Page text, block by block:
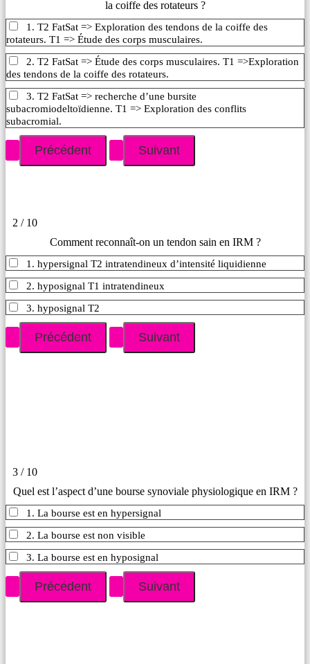
la coiffe des rotateurs ?
1. T2 FatSat => Exploration des tendons de la coiffe des
rotateurs. T1 => Étude des corps musculaires.
2. T2 FatSat => Étude des corps musculaires. T1 =>Exploration
des tendons de la coiffe des rotateurs.
3. T2 FatSat => recherche d’une bursite
subacromiodeltoïdienne. T1 => Exploration des conflits
subacromial.
2 / 10
Comment reconnaît-on un tendon sain en IRM ?
1. hypersignal T2 intratendineux d’intensité liquidienne
2. hyposignal T1 intratendineux
3. hyposignal T2
3 / 10
Quel est l’aspect d’une bourse synoviale physiologique en IRM ?
1. La bourse est en hypersignal
2. La bourse est non visible
3. La bourse est en hyposignal